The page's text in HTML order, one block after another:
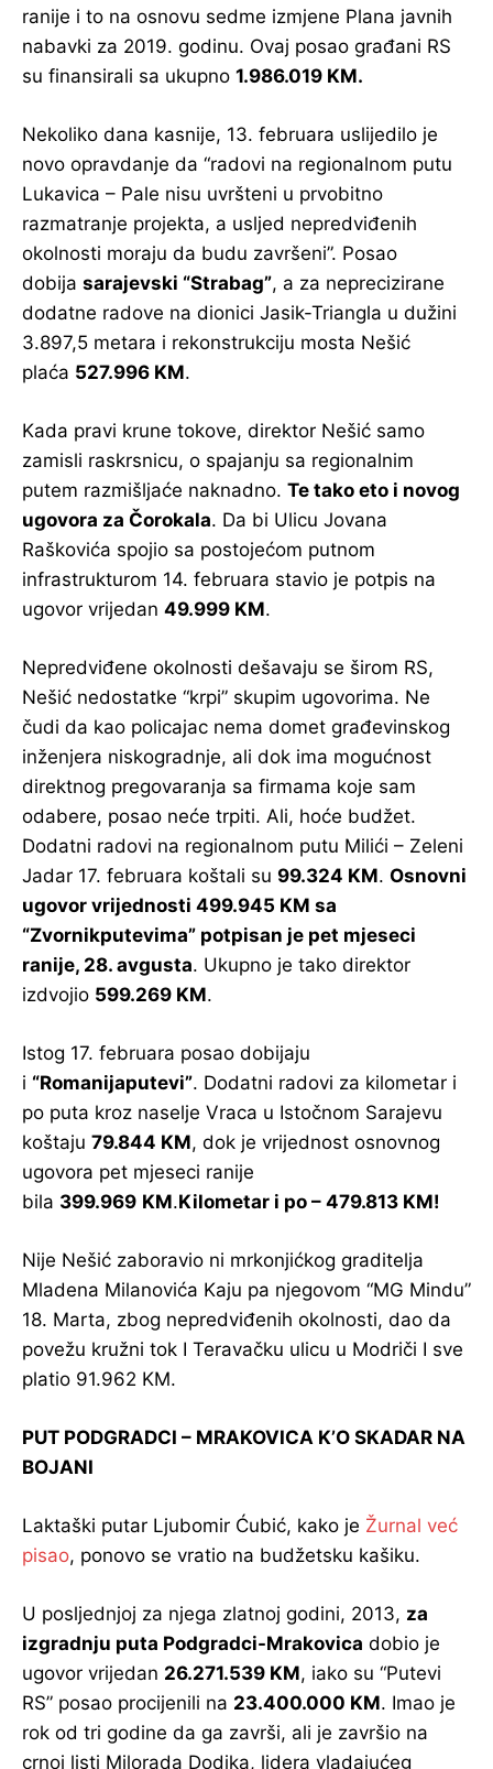
ranije i to na osnovu sedme izmjene Plana javnih
nabavki za 2019. godinu. Ovaj posao građani RS
su finansirali sa ukupno 1.986.019 KM.
Nekoliko dana kasnije, 13. februara uslijedilo je
novo opravdanje da “radovi na regionalnom putu
Lukavica – Pale nisu uvršteni u prvobitno
razmatranje projekta, a usljed nepredviđenih
okolnosti moraju da budu završeni”. Posao
dobija sarajevski “Strabag”, a za neprecizirane
dodatne radove na dionici Jasik-Triangla u dužini
3.897,5 metara i rekonstrukciju mosta Nešić
plaća 527.996 KM.
Kada pravi krune tokove, direktor Nešić samo
zamisli raskrsnicu, o spajanju sa regionalnim
putem razmišljaće naknadno. Te tako eto i novog
ugovora za Čorokala. Da bi Ulicu Jovana
Raškovića spojio sa postojećom putnom
infrastrukturom 14. februara stavio je potpis na
ugovor vrijedan 49.999 KM.
Nepredviđene okolnosti dešavaju se širom RS,
Nešić nedostatke “krpi” skupim ugovorima. Ne
čudi da kao policajac nema domet građevinskog
inženjera niskogradnje, ali dok ima mogućnost
direktnog pregovaranja sa firmama koje sam
odabere, posao neće trpiti. Ali, hoće budžet.
Dodatni radovi na regionalnom putu Milići – Zeleni
Jadar 17. februara koštali su 99.324 KM. Osnovni
ugovor vrijednosti 499.945 KM sa
“Zvornikputevima” potpisan je pet mjeseci
ranije, 28. avgusta. Ukupno je tako direktor
izdvojio 599.269 KM.
Istog 17. februara posao dobijaju
i “Romanijaputevi”. Dodatni radovi za kilometar i
po puta kroz naselje Vraca u Istočnom Sarajevu
koštaju 79.844 KM, dok je vrijednost osnovnog
ugovora pet mjeseci ranije
bila 399.969 KM.Kilometar i po – 479.813 KM!
Nije Nešić zaboravio ni mrkonjićkog graditelja
Mladena Milanovića Kaju pa njegovom “MG Mindu”
18. Marta, zbog nepredviđenih okolnosti, dao da
povežu kružni tok I Teravačku ulicu u Modriči I sve
platio 91.962 KM.
PUT PODGRADCI – MRAKOVICA K’O SKADAR NA
BOJANI
Laktaški putar Ljubomir Ćubić, kako je Žurnal već
pisao, ponovo se vratio na budžetsku kašiku.
U posljednjoj za njega zlatnoj godini, 2013, za
izgradnju puta Podgradci-Mrakovica dobio je
ugovor vrijedan 26.271.539 KM, iako su “Putevi
RS” posao procijenili na 23.400.000 KM. Imao je
rok od tri godine da ga završi, ali je završio na
crnoj listi Milorada Dodika, lidera vladajućeg